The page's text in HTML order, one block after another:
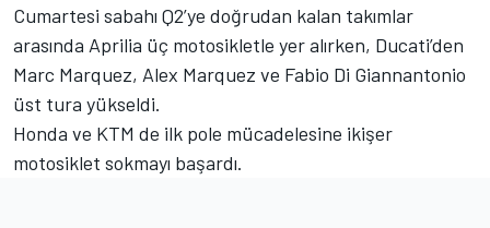
Cumartesi sabahı Q2’ye doğrudan kalan takımlar
arasında Aprilia üç motosikletle yer alırken, Ducati’den
Marc Marquez, Alex Marquez ve Fabio Di Giannantonio
üst tura yükseldi.
Honda ve KTM de ilk pole mücadelesine ikişer
motosiklet sokmayı başardı.